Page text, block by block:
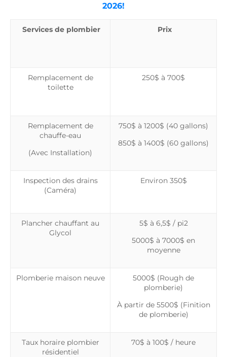
2026!
Services de plombier Prix
Remplacement de
toilette
250$ à 700$
Remplacement de
chauffe-eau
(Avec Installation)
750$ à 1200$ (40 gallons)
850$ à 1400$ (60 gallons)
Inspection des drains
(Caméra)
Environ 350$
Plancher chauffant au
Glycol
5$ à 6,5$ / pi2
5000$ à 7000$ en
moyenne
Plomberie maison neuve
5000$ (Rough de
plomberie)
À partir de 5500$ (Finition
de plomberie)
Taux horaire plombier
résidentiel
70$ à 100$ / heure